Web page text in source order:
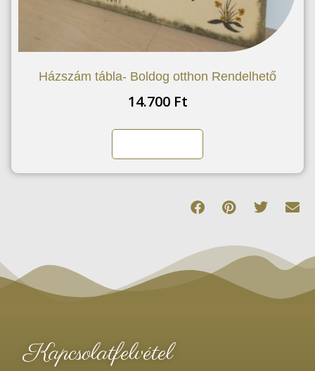
Házszám tábla- Boldog otthon Rendelhető
14.700 Ft
Kapcsolatfelvétel